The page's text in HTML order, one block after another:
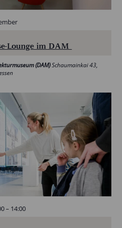
Lounge im DAM
(DAM)Schaumainkai 43,
– 14:00